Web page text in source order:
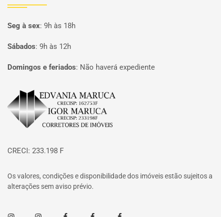
Seg à sex: 9h às 18h
Sábados: 9h às 12h
Domingos e feriados: Não haverá expediente
Página inicial
CRECI: 233.198 F
Os valores, condições e disponibilidade dos imóveis estão sujeitos a
alterações sem aviso prévio.